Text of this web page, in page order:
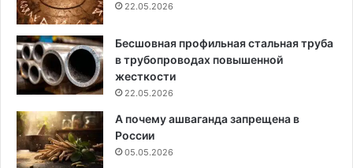
22.05.2026
Бесшовная профильная стальная труба
в трубопроводах повышенной
жесткости
22.05.2026
А почему ашваганда запрещена в
России
05.05.2026